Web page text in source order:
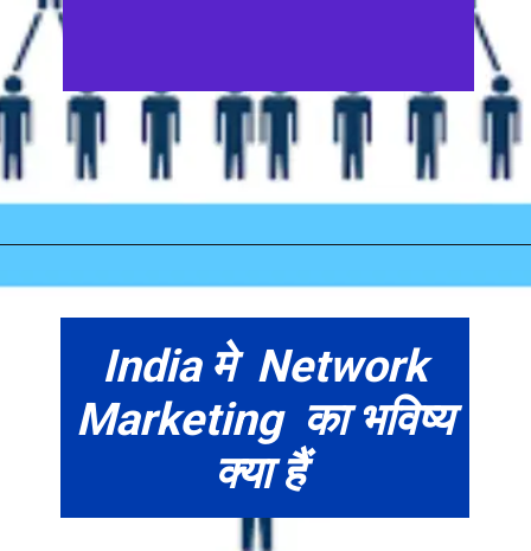
India मे Network
Marketing का भविष्य
क्या हैं